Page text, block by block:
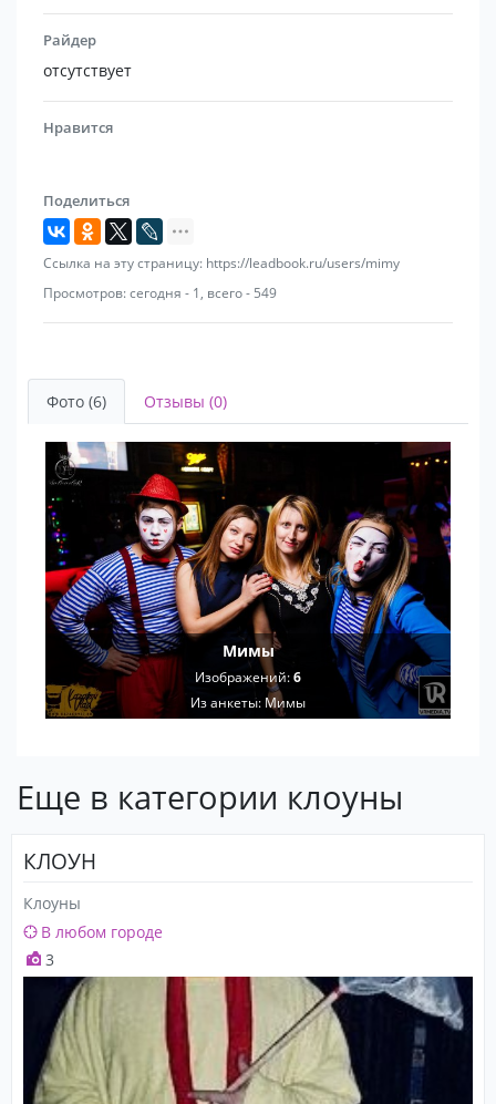
- свадьбы
- презентации
- банкеты
акции различных товаров и услуг
Райдер
отсутствует
Нравится
Поделиться
Ссылка на эту страницу: https://leadbook.ru/users/mimy
Просмотров: сегодня - 1, всего - 549
Фото (6) Отзывы (0)
Мимы
Изображений: 6
Из анкеты: Мимы
Еще в категории клоуны
КЛОУН
Клоуны
В любом городе
3